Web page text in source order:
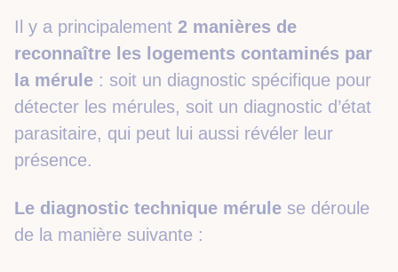
Il y a principalement 2 manières de
reconnaître les logements contaminés par
la mérule : soit un diagnostic spécifique pour
détecter les mérules, soit un diagnostic d’état
parasitaire, qui peut lui aussi révéler leur
présence.
Le diagnostic technique mérule se déroule
de la manière suivante :